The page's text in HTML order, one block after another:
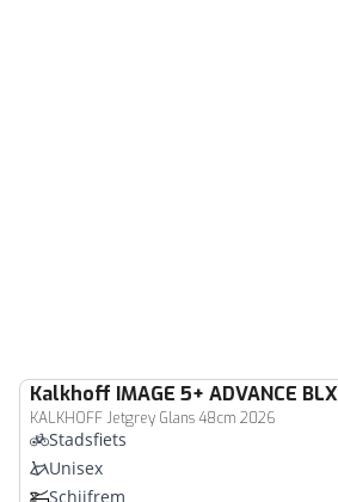
Kalkhoff IMAGE 5+ ADVANCE BLX
KALKHOFF Jetgrey Glans 48cm 2026
Stadsfiets
Unisex
Schijfrem